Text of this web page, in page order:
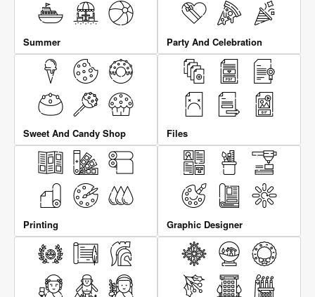
Summer Party And Celebration
Sweet And Candy Shop Files
Printing Graphic Designer